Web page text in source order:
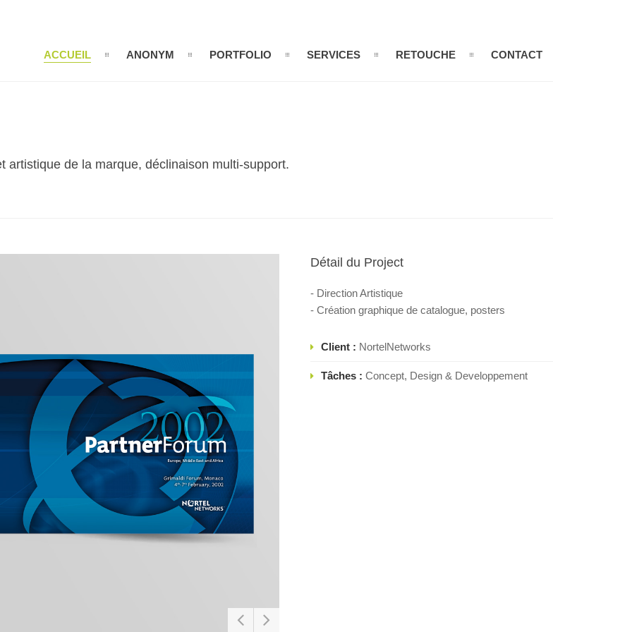
ACCUEIL ANONYM PORTFOLIO SERVICES RETOUCHE CONTACT
artistique de la marque, déclinaison multi-support.
Détail du Project
- Direction Artistique
- Création graphique de catalogue, posters
Client : NortelNetworks
Tâches : Concept, Design & Developpement